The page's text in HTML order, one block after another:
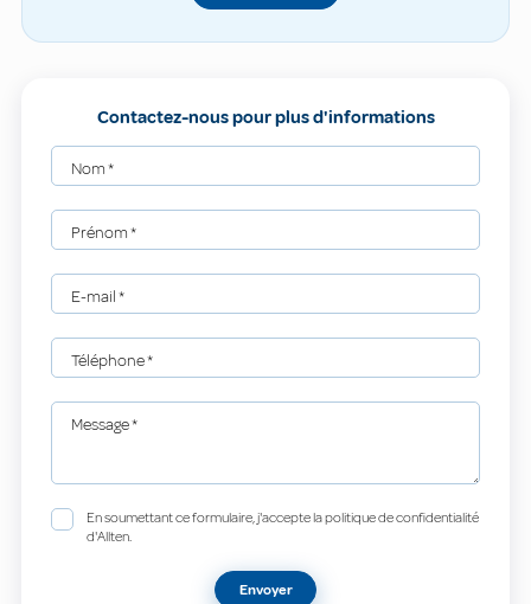
Contactez-nous pour plus d'informations
Nom*
Prénom*
E-mail*
Téléphone*
Message*
En soumettant ce formulaire, j'accepte la politique de confidentialité
d'Allten.
Envoyer